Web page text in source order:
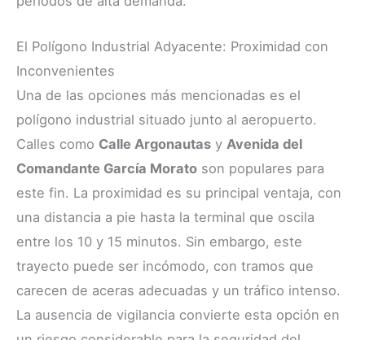
El Polígono Industrial Adyacente: Proximidad con
Inconvenientes
Una de las opciones más mencionadas es el
polígono industrial situado junto al aeropuerto.
Calles como Calle Argonautas y Avenida del
Comandante García Morato son populares para
este fin. La proximidad es su principal ventaja, con
una distancia a pie hasta la terminal que oscila
entre los 10 y 15 minutos. Sin embargo, este
trayecto puede ser incómodo, con tramos que
carecen de aceras adecuadas y un tráfico intenso.
La ausencia de vigilancia convierte esta opción en